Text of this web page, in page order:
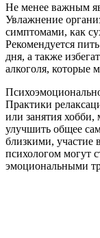
Не менее важным
Увлажнение
симптомами, как
Рекомендуется
дня, а также
алкоголя, которые
Практики
или занятия хобби,
улучшить общее
близкими, участие
психологом могут
эмоциональными